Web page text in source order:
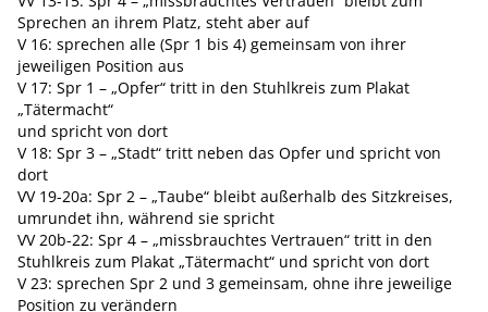
Sprechen an ihrem Platz, steht aber auf
V 16: sprechen alle (Spr 1 bis 4) gemeinsam von ihrer
jeweiligen Position aus
V 17: Spr 1 – „Opfer“ tritt in den Stuhlkreis zum Plakat
„Tätermacht“
und spricht von dort
V 18: Spr 3 – „Stadt“ tritt neben das Opfer und spricht von
dort
VV 19-20a: Spr 2 – „Taube“ bleibt außerhalb des Sitzkreises,
umrundet ihn, während sie spricht
VV 20b-22: Spr 4 – „missbrauchtes Vertrauen“ tritt in den
Stuhlkreis zum Plakat „Tätermacht“ und spricht von dort
V 23: sprechen Spr 2 und 3 gemeinsam, ohne ihre jeweilige
Position zu verändern